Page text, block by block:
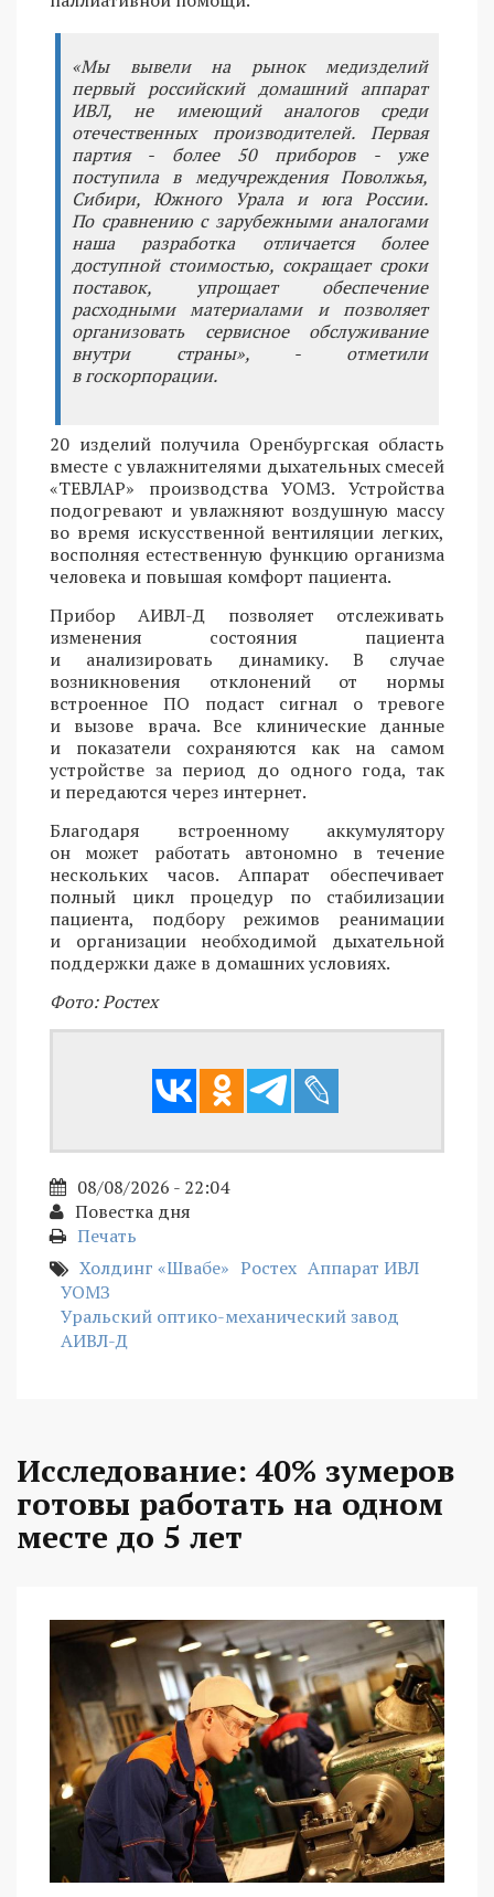
«Мы вывели на рынок медизделий
первый российский домашний аппарат
ИВЛ, не имеющий аналогов среди
отечественных производителей. Первая
партия - более 50 приборов - уже
поступила в медучреждения Поволжья,
Сибири, Южного Урала и юга России.
По сравнению с зарубежными аналогами
наша разработка отличается более
доступной стоимостью, сокращает сроки
поставок, упрощает обеспечение
расходными материалами и позволяет
организовать сервисное обслуживание
внутри страны», - отметили
в госкорпорации.
20 изделий получила Оренбургская область
вместе с увлажнителями дыхательных смесей
«ТЕВЛАР» производства УОМЗ. Устройства
подогревают и увлажняют воздушную массу
во время искусственной вентиляции легких,
восполняя естественную функцию организма
человека и повышая комфорт пациента.
Прибор АИВЛ-Д позволяет отслеживать
изменения состояния пациента
и анализировать динамику. В случае
возникновения отклонений от нормы
встроенное ПО подаст сигнал о тревоге
и вызове врача. Все клинические данные
и показатели сохраняются как на самом
устройстве за период до одного года, так
и передаются через интернет.
Благодаря встроенному аккумулятору
он может работать автономно в течение
нескольких часов. Аппарат обеспечивает
полный цикл процедур по стабилизации
пациента, подбору режимов реанимации
и организации необходимой дыхательной
поддержки даже в домашних условиях.
Фото: Ростех
08/08/2026 - 22:04
Повестка дня
Печать
Холдинг «Швабе» Ростех Аппарат ИВЛ
УОМЗ
Уральский оптико-механический завод
АИВЛ-Д
Исследование: 40% зумеров
готовы работать на одном
месте до 5 лет